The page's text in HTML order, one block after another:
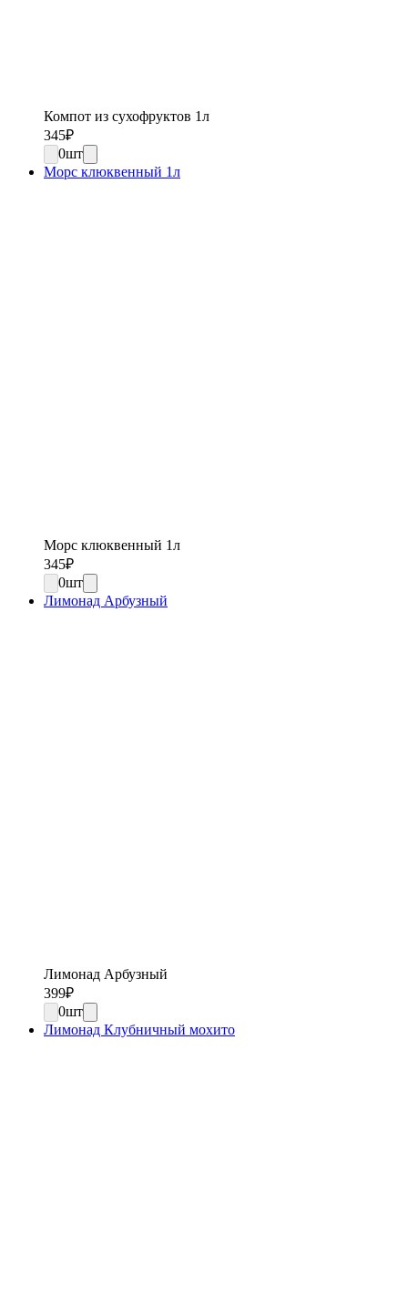
Компот из сухофруктов 1л
345₽
0шт
Морс клюквенный 1л
Морс клюквенный 1л
345₽
0шт
Лимонад Арбузный
Лимонад Арбузный
399₽
0шт
Лимонад Клубничный мохито